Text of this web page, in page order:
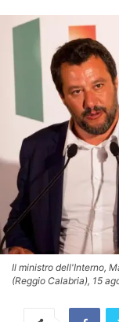
Il ministro dell'Interno,
(Reggio Calabria), 15